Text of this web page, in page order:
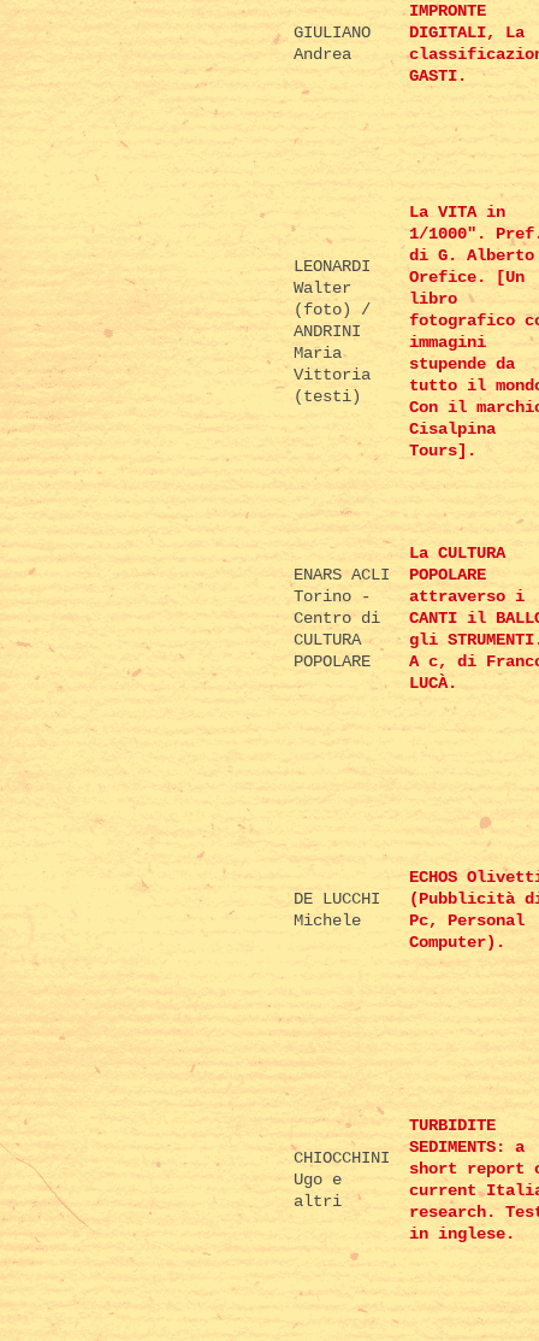
GIULIANO
Andrea
IMPRONTE
DIGITALI, La
GASTI.
LEONARDI
Walter
(foto) /
ANDRINI
Maria
Vittoria
(testi)
La VITA in
1/1000".
di G. Alberto
Orefice. [Un
libro
fotografico
immagini
stupende da
tutto il
Con il
Cisalpina
Tours].
ENARS ACLI
Torino -
Centro di
CULTURA
POPOLARE
La CULTURA
POPOLARE
attraverso i
CANTI il
gli
A c, di
LUCÀ.
DE LUCCHI
Michele
ECHOS
(Pubblicità
Pc, Personal
Computer).
CHIOCCHINI
Ugo e
altri
TURBIDITE
SEDIMENTS: a
short report
current
research.
in inglese.